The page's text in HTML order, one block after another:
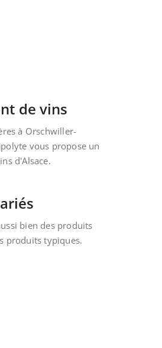
de vins
à Orschwiller-
vous propose un
d'Alsace.
bien des produits
produits typiques.